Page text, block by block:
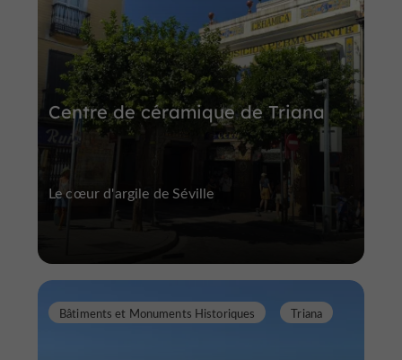
Centre de céramique de Triana
Le cœur d'argile de Séville
Bâtiments et Monuments Historiques Triana